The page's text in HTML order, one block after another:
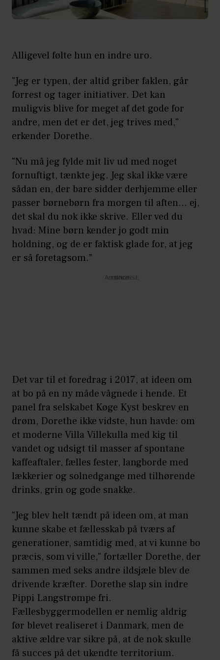
Alligevel følte hun en indre uro.
"Jeg er typen, der altid griber faklen, går
forrest og tager initiativer. Det kan
muligvis blive for meget af det gode for
andre, men det er det, jeg trives med,"
erkender Dorethe.
"Nu må jeg fylde mit liv ud med noget
fornuftigt, tænkte jeg. Jeg skal ikke være
sådan en, der bare sidder derhjemme eller
passer børnebørn fra morgen til aften... ej,
det skal du nok ikke skrive. Eller ved du
hvad: Mine børn kender jo godt min
holdning, og de er faktisk glade for, at jeg
er så foretagsom."
Annonce
Det var til et foredrag i 2017, at ideen om
at bo på en ny måde vågnede i hende. Et
panel fra selskabet Køge Kyst beskrev en
drøm, Dorethe ikke vidste, hun havde: om
et moderne Villa Villekulla med kig til
vandet og udsigt til masser af spontane
kaffeaftaler, fælles fester, langborde med
lækkerier og solnedgange med tilhørende
drinks, grin og gode snakke.
"Jeg blev helt tændt på ideen om, at man
kunne skabe et fællesskab på tværs af
generationer, samtidig med, at vi kunne bo
præcis, som vi ville," fortæller Dorethe, der
sammen med seks andre ildsjæle blev de
drivende kræfter. Dorethe slap sin indre
Pippi Langstrømpe fri.
Fællesbyggermodellen er nemlig aldrig
før blevet realiseret i Danmark, men de
aktive ældre var sikre på, at de nok skulle
få succes på det ukendte territorium.